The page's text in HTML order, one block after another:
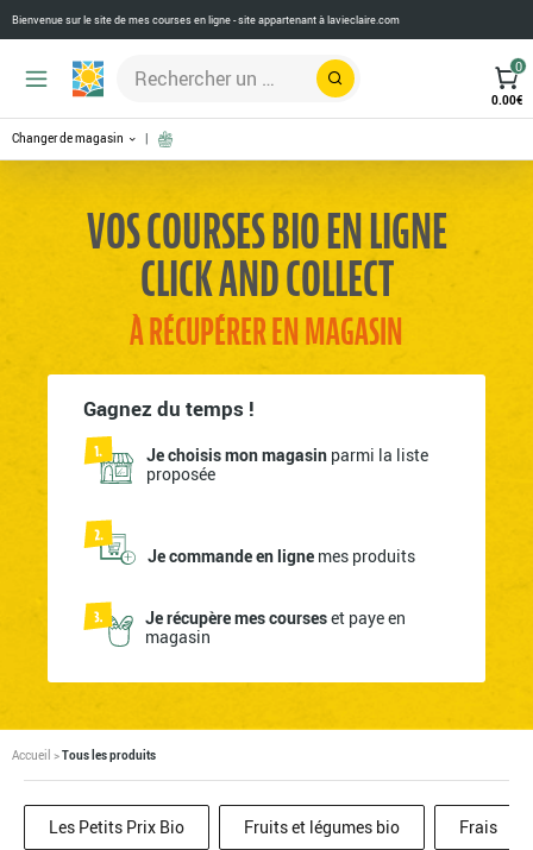
Bienvenue sur le site de mes courses en ligne - site appartenant àlavieclaire.com
Rechercher
0
0.00€
Changer de magasin
VOS COURSES BIO EN LIGNE
CLICK AND COLLECT
À RÉCUPÉRER EN MAGASIN
Gagnez du temps !
Je choisis mon magasin parmi la liste
proposée
Je commande en ligne mes produits
Je récupère mes courseset paye en
magasin
Accueil >Tous les produits
Les Petits Prix Bio Fruits et légumes bio Frais